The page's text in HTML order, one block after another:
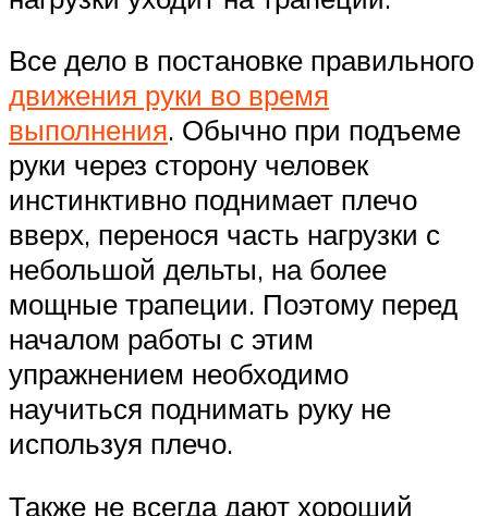
Все дело в постановке правильного
движения руки во время
выполнения. Обычно при подъеме
руки через сторону человек
инстинктивно поднимает плечо
вверх, перенося часть нагрузки с
небольшой дельты, на более
мощные трапеции. Поэтому перед
началом работы с этим
упражнением необходимо
научиться поднимать руку не
используя плечо.
Также не всегда дают хороший